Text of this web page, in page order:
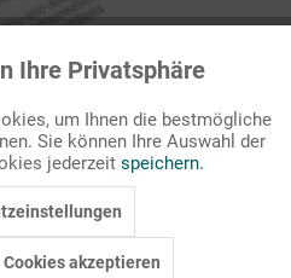
aus.
Grafik, mit/ohne Text ...
Aktiv
Inaktiv
Ihre Privatsphäre
um Ihnen die bestmögliche
Sie können Ihre Auswahl der
jederzeit speichern.
akzeptieren